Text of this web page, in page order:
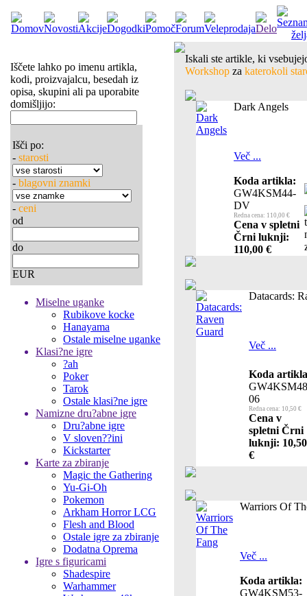
Iščete lahko po imenu artikla,
kodi, proizvajalcu, besedah iz
opisa, skupini ali pa uporabite
domišljijo:
Išči po:
- starosti
- blagovni znamki
- ceni
od
do
EUR
Miselne uganke
Rubikove kocke
Hanayama
Ostale miselne uganke
Klasi?ne igre
?ah
Poker
Tarok
Ostale klasi?ne igre
Namizne dru?abne igre
Dru?abne igre
V sloven??ini
Kickstarter
Karte za zbiranje
Magic the Gathering
Yu-Gi-Oh
Pokemon
Arkham Horror LCG
Flesh and Blood
Ostale igre za zbiranje
Dodatna Oprema
Igre s figuricami
Shadespire
Warhammer
Iskali ste artikle, ki
Workshop za katerokoli
Dark Angels
Več ...
Koda artikla:
GW4KSM44-
DV
Redna cena: 110,00 €
Cena v spletni
Črni luknji:
110,00 €
Datacards:
Več ...
Koda
06
Redna cena: 10,50 €
Cena v
spletni Črni
luknji: 10,50
€
Warriors Of
Več ...
Koda artikla:
GW4KSM53-